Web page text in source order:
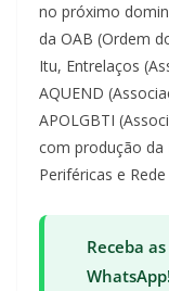
no próximo
da OAB (Ordem
Itu, Entrelaços
AQUEND
APOLGBTI
com produção da
Periféricas e
Receba
WhatsApp!